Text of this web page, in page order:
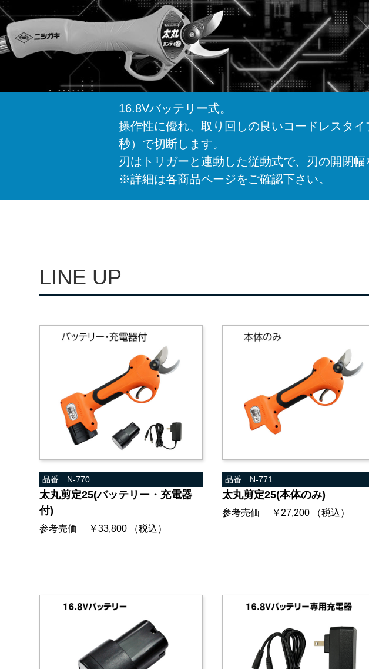
16.8Vバッテリー式。
操作性に優れ、取り回しの良いコードレスタ
秒）で切断します。
刃はトリガーと連動した従動式で、刃の開閉
※詳細は各商品ページをご確認下さい。
LINE UP
品番 N-770
太丸剪定25(バッテリー・充電器
付)
参考売価 ￥33,800 （税込）
品番 N-771
太丸剪定25(本体のみ)
参考売価 ￥27,200 （税込）